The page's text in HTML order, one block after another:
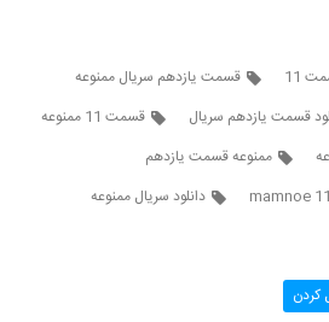
11
قسمت یازدهم سریال ممنوعه
قسمت یازدهم سریال
قسمت 11 ممنوعه
ممنوعه قسمت یازدهم
mamnoe 11 دانلود سریال ممنوعه
کردن